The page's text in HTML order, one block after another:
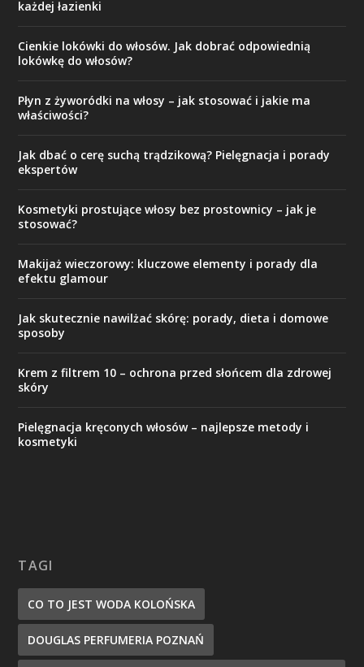
każdej łazienki
Cienkie lokówki do włosów. Jak dobrać odpowiednią
lokówkę do włosów?
Płyn z żyworódki na włosy – jak stosować i jakie ma
właściwości?
Jak dbać o cerę suchą trądzikową? Pielęgnacja i porady
ekspertów
Kosmetyki prostujące włosy bez prostownicy – jak je
stosować?
Makijaż wieczorowy: kluczowe elementy i porady dla
efektu glamour
Jak skutecznie nawilżać skórę: porady, dieta i domowe
sposoby
Krem z filtrem 10 – ochrona przed słońcem dla zdrowej
skóry
Pielęgnacja kręconych włosów – najlepsze metody i
kosmetyki
TAGI
CO TO JEST WODA KOLOŃSKA
DOUGLAS PERFUMERIA POZNAŃ